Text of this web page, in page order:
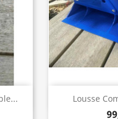
Lousse
